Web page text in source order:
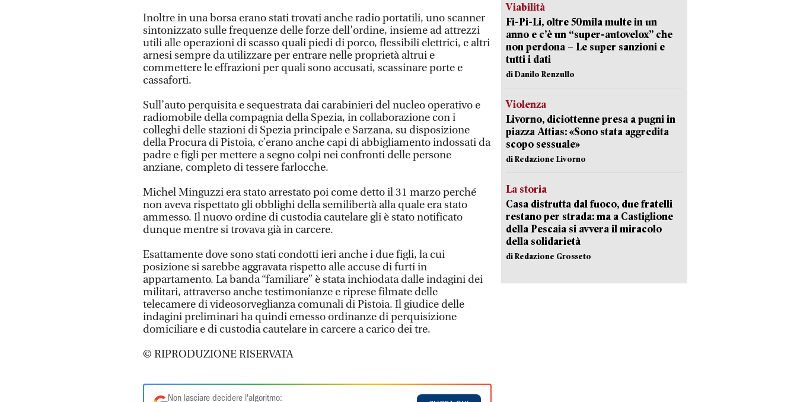
Inoltre in una borsa erano stati trovati anche radio portatili, uno scanner
sintonizzato sulle frequenze delle forze dell’ordine, insieme ad attrezzi
utili alle operazioni di scasso quali piedi di porco, flessibili elettrici, e altri
arnesi sempre da utilizzare per entrare nelle proprietà altrui e
commettere le effrazioni per quali sono accusati, scassinare porte e
cassaforti.
Sull’auto perquisita e sequestrata dai carabinieri del nucleo operativo e
radiomobile della compagnia della Spezia, in collaborazione con i
colleghi delle stazioni di Spezia principale e Sarzana, su disposizione
della Procura di Pistoia, c’erano anche capi di abbigliamento indossati da
padre e figli per mettere a segno colpi nei confronti delle persone
anziane, completo di tessere farlocche.
Michel Minguzzi era stato arrestato poi come detto il 31 marzo perché
non aveva rispettato gli obblighi della semilibertà alla quale era stato
ammesso. Il nuovo ordine di custodia cautelare gli è stato notificato
dunque mentre si trovava già in carcere.
Esattamente dove sono stati condotti ieri anche i due figli, la cui
posizione si sarebbe aggravata rispetto alle accuse di furti in
appartamento. La banda “familiare” è stata inchiodata dalle indagini dei
militari, attraverso anche testimonianze e riprese filmate delle
telecamere di videosorveglianza comunali di Pistoia. Il giudice delle
indagini preliminari ha quindi emesso ordinanze di perquisizione
domiciliare e di custodia cautelare in carcere a carico dei tre.
© RIPRODUZIONE RISERVATA
Non lasciare decidere l'algoritmo:
Viabilità
Fi-Pi-Li, oltre 50mila multe in un
anno e c’è un “super-autovelox” che
non perdona – Le super sanzioni e
tutti i dati
di Danilo Renzullo
Violenza
Livorno, diciottenne presa a pugni in
piazza Attias: «Sono stata aggredita
scopo sessuale»
di Redazione Livorno
La storia
Casa distrutta dal fuoco, due fratelli
restano per strada: ma a Castiglione
della Pescaia si avvera il miracolo
della solidarietà
di Redazione Grosseto